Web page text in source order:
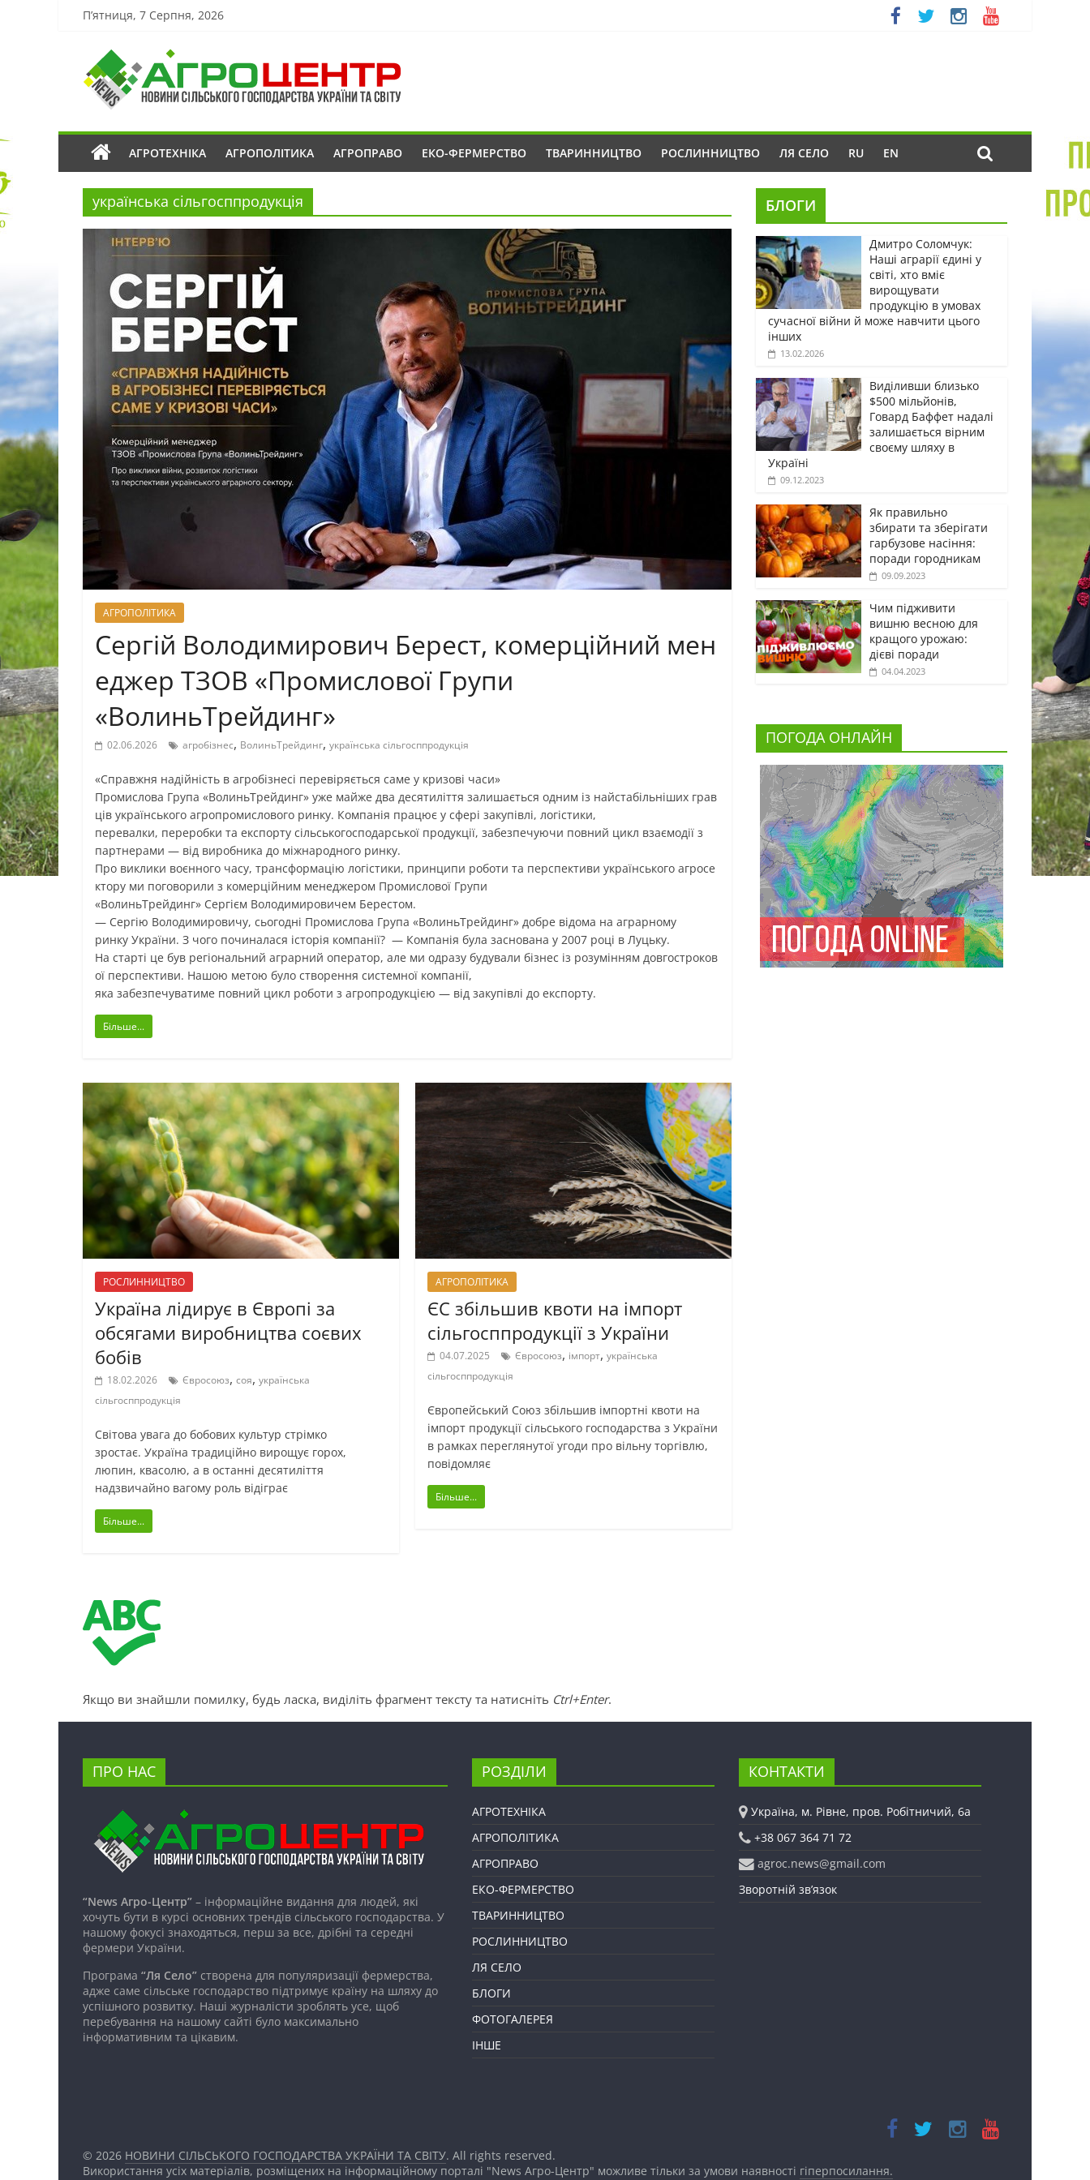
П’ятниця, 7 Серпня, 2026
АГРОТЕХНІКА АГРОПОЛІТИКА АГРОПРАВО ЕКО-ФЕРМЕРСТВО ТВАРИННИЦТВО РОСЛИННИЦТВО ЛЯ СЕЛО RU EN
українська сільгосппродукція
АГРОПОЛІТИКА
Сергій Володимирович Берест, комерційний мен
еджер ТЗОВ «Промислової Групи
«ВолиньТрейдинг»
02.06.2026 агробізнес, ВолиньТрейдинг, українська сільгосппродукція
«Справжня надійність в агробізнесі перевіряється саме у кризові часи»
Промислова Група «ВолиньТрейдинг» уже майже два десятиліття залишається одним із найстабільніших грав
ців українського агропромислового ринку. Компанія працює у сфері закупівлі, логістики,
перевалки, переробки та експорту сільськогосподарської продукції, забезпечуючи повний цикл взаємодії з
партнерами — від виробника до міжнародного ринку.
Про виклики воєнного часу, трансформацію логістики, принципи роботи та перспективи українського агросе
ктору ми поговорили з комерційним менеджером Промислової Групи
«ВолиньТрейдинг» Сергієм Володимировичем Берестом.
— Сергію Володимировичу, сьогодні Промислова Група «ВолиньТрейдинг» добре відома на аграрному
ринку України. З чого починалася історія компанії? — Компанія була заснована у 2007 році в Луцьку.
На старті це був регіональний аграрний оператор, але ми одразу будували бізнес із розумінням довгостроков
ої перспективи. Нашою метою було створення системної компанії,
яка забезпечуватиме повний цикл роботи з агропродукцією — від закупівлі до експорту.
Більше...
РОСЛИННИЦТВО
Україна лідирує в Європі за
обсягами виробництва соєвих
бобів
18.02.2026 Євросоюз, соя, українська
сільгосппродукція
Світова увага до бобових культур стрімко
зростає. Україна традиційно вирощує горох,
люпин, квасолю, а в останні десятиліття
надзвичайно вагому роль відіграє
Більше...
АГРОПОЛІТИКА
ЄС збільшив квоти на імпорт
сільгосппродукції з України
04.07.2025 Євросоюз, імпорт,українська
сільгосппродукція
Європейський Союз збільшив імпортні квоти на
імпорт продукції сільського господарства з України
в рамках переглянутої угоди про вільну торгівлю,
повідомляє
Більше...
БЛОГИ
Дмитро Соломчук:
Наші аграрії єдині у
світі, хто вміє
вирощувати
продукцію в умовах
сучасної війни й може навчити цього
інших
13.02.2026
Виділивши близько
$500 мільйонів,
Говард Баффет надалі
залишається вірним
своєму шляху в
Україні
09.12.2023
Як правильно
збирати та зберігати
гарбузове насіння:
поради городникам
09.09.2023
Чим підживити
вишню весною для
кращого урожаю:
дієві поради
04.04.2023
ПОГОДА ОНЛАЙН
Якщо ви знайшли помилку, будь ласка, виділіть фрагмент тексту та натисніть Ctrl+Enter.
ПРО НАС
“News Агро-Центр” – інформаційне видання для людей, які
хочуть бути в курсі основних трендів сільського господарства. У
нашому фокусі знаходяться, перш за все, дрібні та середні
фермери України.
Програма “Ля Село” створена для популяризації фермерства,
адже саме сільське господарство підтримує країну на шляху до
успішного розвитку. Наші журналісти зроблять усе, щоб
перебування на нашому сайті було максимально
інформативним та цікавим.
РОЗДІЛИ
АГРОТЕХНІКА
АГРОПОЛІТИКА
АГРОПРАВО
ЕКО-ФЕРМЕРСТВО
ТВАРИННИЦТВО
РОСЛИННИЦТВО
ЛЯ СЕЛО
БЛОГИ
ФОТОГАЛЕРЕЯ
ІНШЕ
КОНТАКТИ
Україна, м. Рівне, пров. Робітничий, 6а
+38 067 364 71 72
agroc.news@gmail.com
Зворотній зв’язок
© 2026 НОВИНИ СІЛЬСЬКОГО ГОСПОДАРСТВА УКРАЇНИ ТА СВІТУ. All rights reserved.
Використання усіх матеріалів, розміщених на інформаційному порталі "News Агро-Центр" можливе тільки за умови наявності гіперпосилання.